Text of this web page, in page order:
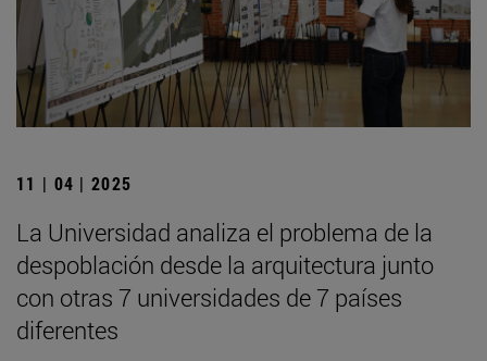
11 | 04 | 2025
La Universidad analiza el problema de la
despoblación desde la arquitectura junto
con otras 7 universidades de 7 países
diferentes